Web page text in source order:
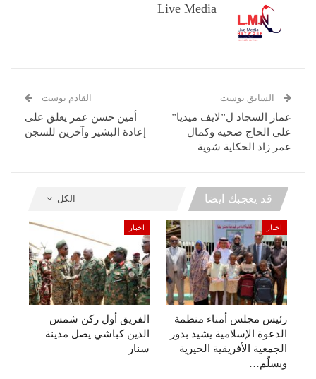
Live Media
السابق بوست
عمار السجاد ل”لايف ميديا”
علي الحاج ضحيه وكمال
عمر زاد الحكاية شوية
القادم بوست
أمين حسن عمر يعلق على
إعادة البشير وآخرين للسجن
الكل قد يعجبك ايضا
اخبار
رئيس مجلس أمناء منظمة
الدعوة الإسلامية يشيد بدور
الجمعية الأفريقية الخيرية
ويسلّم…
اخبار
الفريق أول ركن شمس
الدين كباشي يصل مدينة
سنار